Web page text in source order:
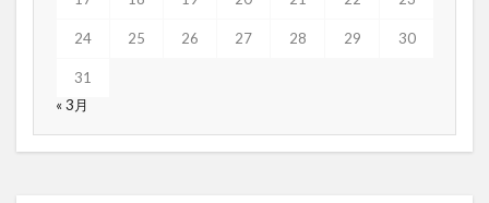
24 25 26 27 28 29 30
31
« 3月